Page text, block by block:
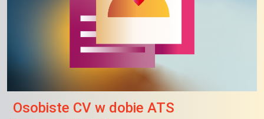
Osobiste CV w dobie ATS